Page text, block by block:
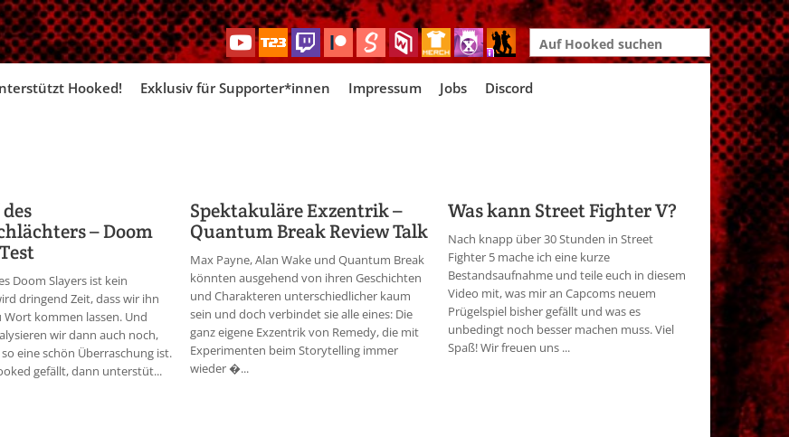
Search
for:
Skip
Hooked! Exklusiv für Supporter*innen Impressum Jobs Discord
– Doom
Doom Slayers ist kein
dringend Zeit, dass wir ihn
Wort kommen lassen. Und
wir dann auch noch,
eine schön Überraschung ist.
gefällt, dann unterstüt...
Spektakuläre Exzentrik –
Quantum Break Review Talk
Max Payne, Alan Wake und Quantum Break
könnten ausgehend von ihren Geschichten
und Charakteren unterschiedlicher kaum
sein und doch verbindet sie alle eines: Die
ganz eigene Exzentrik von Remedy, die mit
Experimenten beim Storytelling immer
wieder �...
Was kann Street Fighter V?
Nach knapp über 30 Stunden in Street
Fighter 5 mache ich eine kurze
Bestandsaufnahme und teile euch in diesem
Video mit, was mir an Capcoms neuem
Prügelspiel bisher gefällt und was es
unbedingt noch besser machen muss. Viel
Spaß! Wir freuen uns ...